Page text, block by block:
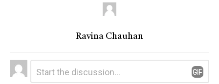
Ravina Chauhan
Leave
a
Comment